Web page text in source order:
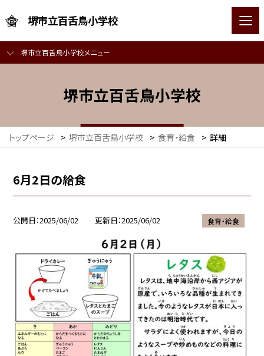
堺市立百舌鳥小学校
堺市立百舌鳥小学校メニュー
堺市立百舌鳥小学校
トップページ > 堺市立百舌鳥小学校 > 食育・給食 > 詳細
6月2日の給食
公開日 2025/06/02 更新日 2025/06/02 食育・給食